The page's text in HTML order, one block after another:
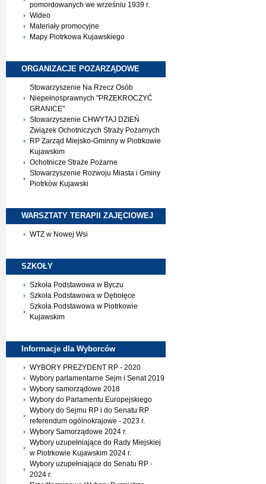
pomordowanych we wrześniu 1939 r.
Wideo
Materiały promocyjne
Mapy Piotrkowa Kujawskiego
ORGANIZACJE POZARZĄDOWE
Stowarzyszenie Na Rzecz Osób
Niepełnosprawnych "PRZEKROCZYĆ
GRANICE"
Stowarzyszenie CHWYTAJ DZIEŃ
Związek Ochotniczych Straży Pożarnych
RP Zarząd Miejsko-Gminny w Piotrkowie
Kujawskim
Ochotnicze Straże Pożarne
Stowarzyszenie Rozwoju Miasta i Gminy
Piotrków Kujawski
WARSZTATY TERAPII ZAJĘCIOWEJ
WTZ w Nowej Wsi
SZKOŁY
Szkoła Podstawowa w Byczu
Szkoła Podstawowa w Dębołęce
Szkoła Podstawowa w Piotrkowie
Kujawskim
Informacje dla Wyborców
WYBORY PREZYDENT RP - 2020
Wybory parlamentarne Sejm i Senat 2019
Wybory samorządowe 2018
Wybory do Parlamentu Europejskiego
Wybory do Sejmu RP i do Senatu RP
referendum ogólnokrajowe - 2023 r.
Wybory Samorządowe 2024 r.
Wybory uzupełniające do Rady Miejskiej
w Piotrkowie Kujawskim 2024 r.
Wybory uzupełniające do Senatu RP -
2024 r.